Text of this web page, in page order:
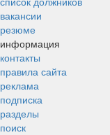
вакансии
резюме
информация
контакты
правила сайта
реклама
подписка
разделы
поиск